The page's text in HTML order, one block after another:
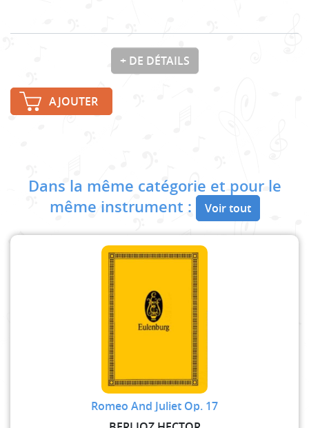
+ DE DÉTAILS
AJOUTER
Dans la même catégorie et pour le
même instrument :
Voir tout
Romeo And Juliet Op. 17